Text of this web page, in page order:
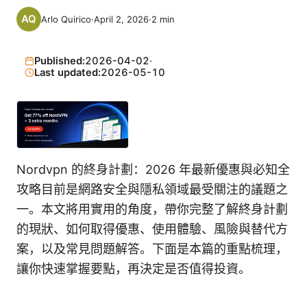
Arlo Quirico·April 2, 2026·2 min
Published:2026-04-02·
Last updated:2026-05-10
Nordvpn 的終身計劃：2026 年最新優惠與必知全
攻略目前是網路安全與隱私領域最受關注的議題之
一。本文將用實用的角度，帶你完整了解終身計劃
的現狀、如何取得優惠、使用體驗、風險與替代方
案，以及常見問題解答。下面是本篇的重點梳理，
讓你快速掌握要點，再決定是否值得投資。